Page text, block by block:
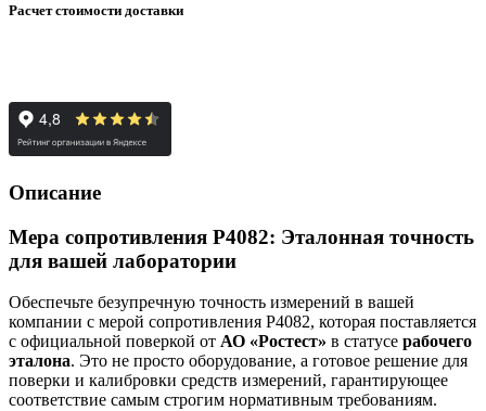
Расчет стоимости доставки
Описание
Мера сопротивления Р4082: Эталонная точность
для вашей лаборатории
Обеспечьте безупречную точность измерений в вашей
компании с мерой сопротивления Р4082, которая поставляется
с официальной поверкой от АО «Ростест» в статусе рабочего
эталона. Это не просто оборудование, а готовое решение для
поверки и калибровки средств измерений, гарантирующее
соответствие самым строгим нормативным требованиям.